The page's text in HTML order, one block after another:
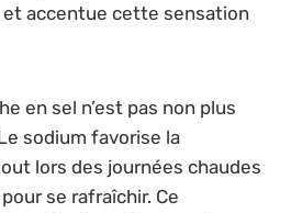
accentue cette sensation
en sel n’est pas non plus
sodium favorise la
lors des journées chaudes
se rafraîchir. Ce